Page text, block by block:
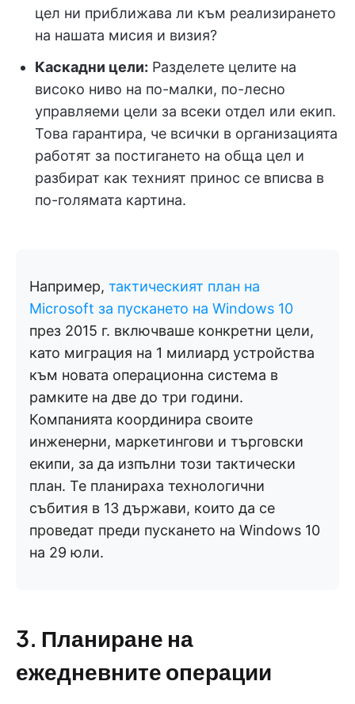
цел ни приближава ли към реализирането
на нашата мисия и визия?
Каскадни цели: Разделете целите на
високо ниво на по-малки, по-лесно
управляеми цели за всеки отдел или екип.
Това гарантира, че всички в организацията
работят за постигането на обща цел и
разбират как техният принос се вписва в
по-голямата картина.
Например, тактическият план на
Microsoft за пускането на Windows 10
през 2015 г. включваше конкретни цели,
като миграция на 1 милиард устройства
към новата операционна система в
рамките на две до три години.
Компанията координира своите
инженерни, маркетингови и търговски
екипи, за да изпълни този тактически
план. Те планираха технологични
събития в 13 държави, които да се
проведат преди пускането на Windows 10
на 29 юли.
3. Планиране на
ежедневните операции